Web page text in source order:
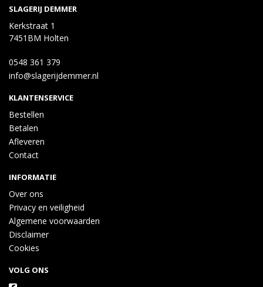
SLAGERIJ DEMMER
Kerkstraat 1
7451BM Holten
0548 361 379
info@slagerijdemmer.nl
KLANTENSERVICE
Bestellen
Betalen
Afleveren
Contact
INFORMATIE
Over ons
Privacy en veiligheid
Algemene voorwaarden
Disclaimer
Cookies
VOLG ONS